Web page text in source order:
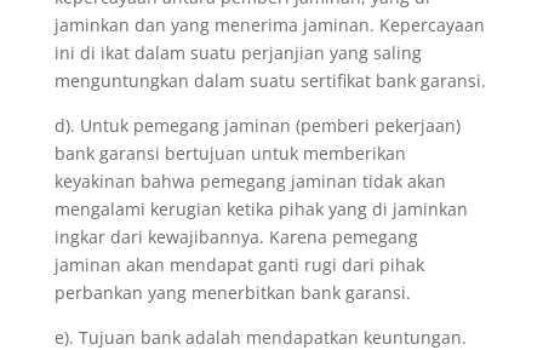
jaminkan dan yang menerima jaminan. Kepercayaan
ini di ikat dalam suatu perjanjian yang saling
menguntungkan dalam suatu sertifikat bank garansi.
d). Untuk pemegang jaminan (pemberi pekerjaan)
bank garansi bertujuan untuk memberikan
keyakinan bahwa pemegang jaminan tidak akan
mengalami kerugian ketika pihak yang di jaminkan
ingkar dari kewajibannya. Karena pemegang
jaminan akan mendapat ganti rugi dari pihak
perbankan yang menerbitkan bank garansi.
e). Tujuan bank adalah mendapatkan keuntungan.